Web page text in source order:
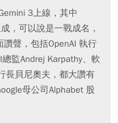
3上線，其中
，可以說是一戰成名，
聲，包括OpenAI 執行
監Andrej Karpathy、軟
長貝尼奧夫，都大讚有
母公司Alphabet 股